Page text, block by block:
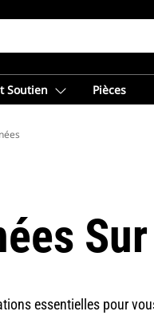
Soutien Pièces
essentielles pour